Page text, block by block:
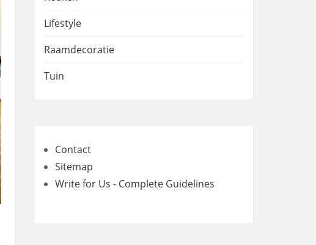
Lifestyle
Raamdecoratie
Tuin
Contact
Sitemap
Write for Us - Complete Guidelines